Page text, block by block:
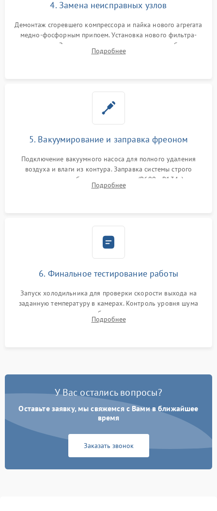
4. Замена неисправных узлов
Демонтаж сгоревшего компрессора и пайка нового агрегата
медно-фосфорным припоем. Установка нового фильтра-
осушителя. Замена изношенных вентиляторов обдува,
сломанных заслонок или поврежденных дверных петель.
Подробнее
5. Вакуумирование и заправка фреоном
Подключение вакуумного насоса для полного удаления
воздуха и влаги из контура. Заправка системы строго
дозированным объемом хладагента (R600a, R134a) по
электронным весам. Контроль рабочего давления в системе.
Подробнее
6. Финальное тестирование работы
Запуск холодильника для проверки скорости выхода на
заданную температуру в камерах. Контроль уровня шума
компрессора, отсутствия обмерзания стенок и корректного
срабатывания системы автоматической оттайки.
Подробнее
У Вас остались вопросы?
Оставьте заявку, мы свяжемся с Вами в ближайшее
время
Заказать звонок